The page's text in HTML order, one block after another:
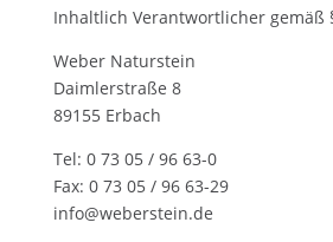
Inhaltlich Verantwortlicher gemäß
Weber Naturstein
Daimlerstraße 8
89155 Erbach
Tel: 0 73 05 / 96 63-0
Fax: 0 73 05 / 96 63-29
info@weberstein.de